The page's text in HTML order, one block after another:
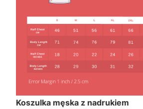
Koszulka męska z nadrukiem